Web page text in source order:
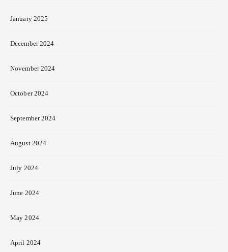
January 2025
December 2024
November 2024
October 2024
September 2024
August 2024
July 2024
June 2024
May 2024
April 2024